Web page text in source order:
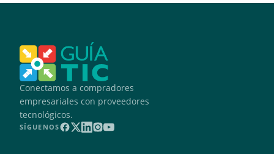
Conectamos a compradores
empresariales con proveedores
tecnológicos.
SÍGUENOS